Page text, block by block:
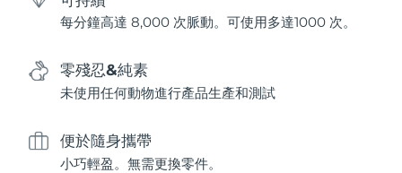
每分鐘高達 8,000 次脈動。可使用多達1000 次。
零殘忍&純素
未使用任何動物進行產品生產和測試
便於隨身攜帶
小巧輕盈。無需更換零件。